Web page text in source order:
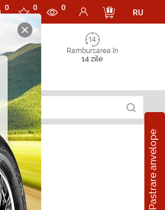
0 0 0
RU
Rambursarea în
14 zile
Pastrare anvelope